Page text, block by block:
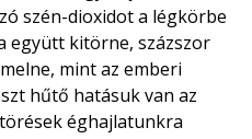
szén-dioxidot a légkörbe
együtt kitörne, százszor
mint az emberi
hűtő hatásuk van az
éghajlatunkra